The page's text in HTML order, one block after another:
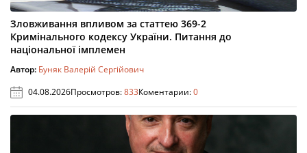
Зловживання впливом за статтею 369-2
Кримінального кодексу України. Питання до
національної імплемен
Автор: Буняк Валерій Сергійович
04.08.2026Просмотров:833Коментарии:0